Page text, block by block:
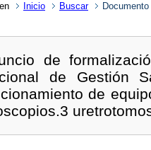
en Inicio Buscar
de
de Gestión
de